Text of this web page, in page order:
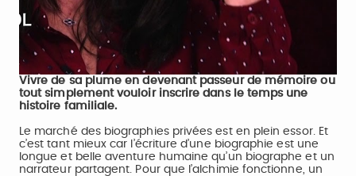
Video
Vivre de sa plume en devenant passeur de mémoire ou
tout simplement vouloir inscrire dans le temps une
histoire familiale.
Le marché des biographies privées est en plein essor. Et
c’est tant mieux car l’écriture d’une biographie est une
longue et belle aventure humaine qu’un biographe et un
narrateur partagent. Pour que l’alchimie fonctionne, un